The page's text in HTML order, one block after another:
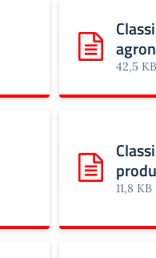
Scarica:42,5 KB
delle attività
Scarica:11,8 KB